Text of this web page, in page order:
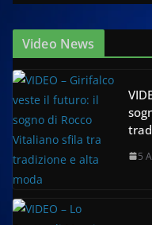
Video News
5